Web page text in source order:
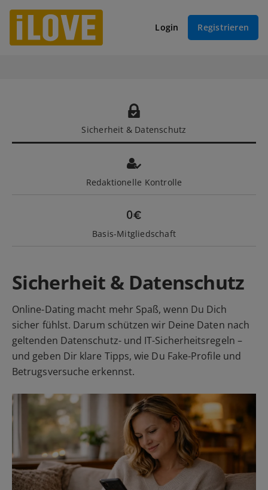
Login Registrieren
Sicherheit & Datenschutz
Redaktionelle Kontrolle
Basis-Mitgliedschaft
Sicherheit & Datenschutz
Online-Dating macht mehr Spaß, wenn Du Dich
sicher fühlst. Darum schützen wir Deine Daten nach
geltenden Datenschutz- und IT-Sicherheitsregeln –
und geben Dir klare Tipps, wie Du Fake-Profile und
Betrugsversuche erkennst.